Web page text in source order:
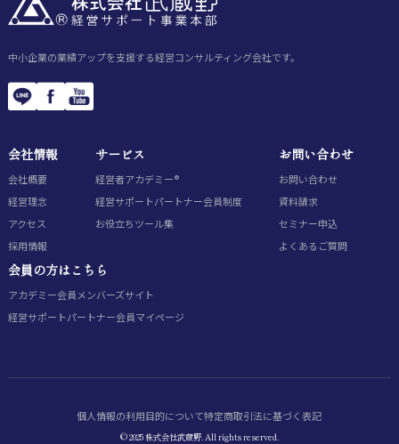
中小企業の業績アップを支援する経営コンサルティング会社です。
会社情報
会社概要
経営理念
アクセス
採用情報
サービス
経営者アカデミー®
経営サポートパートナー会員制度
お役立ちツール集
お問い合わせ
お問い合わせ
資料請求
セミナー申込
よくあるご質問
会員の方はこちら
アカデミー会員 メンバーズサイト
経営サポートパートナー会員マイページ
個人情報の利用目的について特定商取引法に基づく表記
© 2025 株式会社武蔵野. All rights reserved.